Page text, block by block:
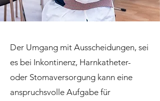
Der Umgang mit Ausscheidungen, sei
es bei Inkontinenz, Harnkatheter-
oder Stomaversorgung kann eine
anspruchsvolle Aufgabe für